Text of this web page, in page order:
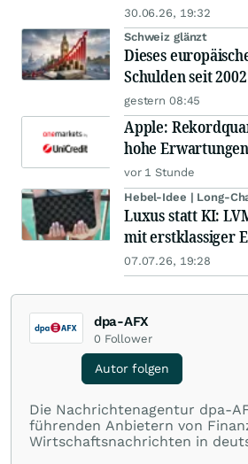
30.06.26, 19:32
Schweiz glänzt
Dieses
Schulden seit
gestern 08:45
Apple:
hohe Erwartungen
vor 1 Stunde
Hebel-Idee | Long-
Luxus statt KI:
mit erstklassiger
07.07.26, 19:28
dpa-AFX
0 Follower
Autor folgen
Die Nachrichtenagentur dpa-
führenden Anbietern von
Wirtschaftsnachrichten in
englischer Sprache. Gestützt